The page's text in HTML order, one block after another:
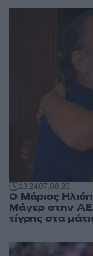
13:2407.08.26
Ο Μάριος
Μάγερ στην
τίγρης στα